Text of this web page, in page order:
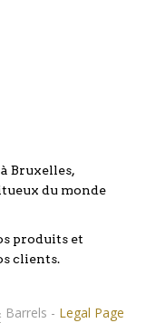
Bruxelles,
du monde
produits et
clients.
Barrels - Legal Page